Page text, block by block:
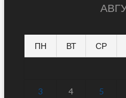
ПН ВТ СР
3 4 5